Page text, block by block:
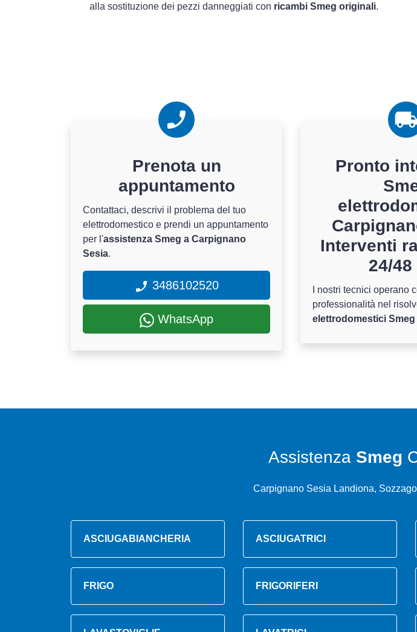
alla sostituzione dei pezzi danneggiati con ricambi Smeg originali.
Prenota un
appuntamento
Contattaci, descrivi il problema del tuo
elettrodomestico e prendi un appuntamento
per l'assistenza Smeg a Carpignano
Sesia.
3486102520
WhatsApp
Pronto
Interventi
24/48
I nostri tecnici operano
professionalità nel
elettrodomestici Smeg
Assistenza Smeg
Carpignano Sesia Landiona,
ASCIUGABIANCHERIA ASCIUGATRICI
FRIGO FRIGORIFERI